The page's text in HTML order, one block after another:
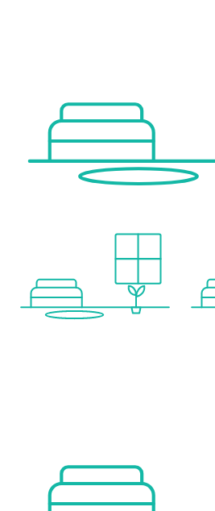
* A new tram line will pass directly by the
Completion is expected by autumn-
ENERGY PERFORMANCE CERTIFICATE:
FOR QUESTIONS OR VIEWINGS, MR. KEVIN MATYAS IS
Wir weisen darauf hin, dass zwischen dem Vermittler und dem zu vermittelnden Dritten ein
Der Vermittler ist als Doppelmakler
Kinder & Schulen
Schule <500m